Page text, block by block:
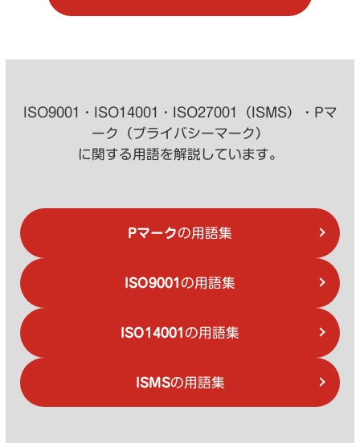
ISO9001・ISO14001・ISO27001（ISMS）・Pマ
ーク（プライバシーマーク）
に関する用語を解説しています。
Pマークの用語集
ISO9001 の用語集
ISO14001 の用語集
ISMSの用語集